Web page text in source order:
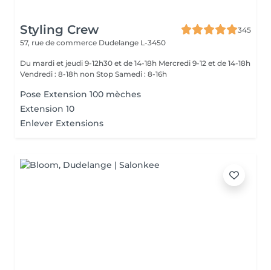
Styling Crew
345
57, rue de commerce Dudelange L-3450
Du mardi et jeudi 9-12h30 et de 14-18h Mercredi 9-12 et de 14-18h
Vendredi : 8-18h non Stop Samedi : 8-16h
Pose Extension 100 mèches
Extension 10
Enlever Extensions